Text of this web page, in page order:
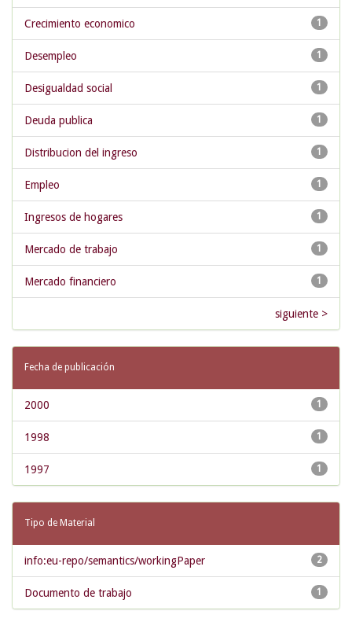
1
Crecimiento economico
1
Desempleo
1
Desigualdad social
1
Deuda publica
1
Distribucion del ingreso
1
Empleo
1
Ingresos de hogares
1
Mercado de trabajo
1
Mercado financiero
siguiente >
Fecha de publicación
1
2000
1
1998
1
1997
Tipo de Material
2
info:eu-repo/semantics/workingPaper
1
Documento de trabajo